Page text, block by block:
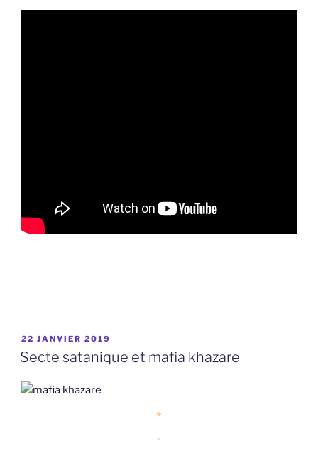
PUBLIÉ
LE
22 JANVIER 2019
Secte satanique et mafia khazare
*
*